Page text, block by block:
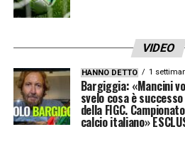
VIDEO
HANNO DETTO 1
Bargiggia: «Mancini
svelo cosa è
della FIGC.
calcio italiano»